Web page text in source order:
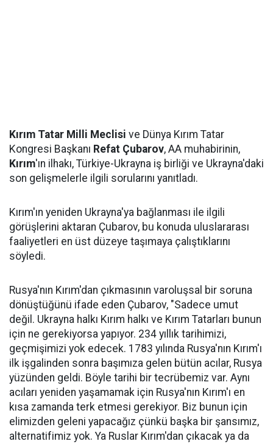
Kırım Tatar Milli Meclisi ve Dünya Kırım Tatar
Kongresi Başkanı Refat Çubarov, AA muhabirinin,
Kırım'ın ilhakı, Türkiye-Ukrayna iş birliği ve Ukrayna'daki
son gelişmelerle ilgili sorularını yanıtladı.
Kırım'ın yeniden Ukrayna'ya bağlanması ile ilgili
görüşlerini aktaran Çubarov, bu konuda uluslararası
faaliyetleri en üst düzeye taşımaya çalıştıklarını
söyledi.
Rusya'nın Kırım'dan çıkmasının varoluşsal bir soruna
dönüştüğünü ifade eden Çubarov, "Sadece umut
değil. Ukrayna halkı Kırım halkı ve Kırım Tatarları bunun
için ne gerekiyorsa yapıyor. 234 yıllık tarihimizi,
geçmişimizi yok edecek. 1783 yılında Rusya'nın Kırım'ı
ilk işgalinden sonra başımıza gelen bütün acılar, Rusya
yüzünden geldi. Böyle tarihi bir tecrübemiz var. Aynı
acıları yeniden yaşamamak için Rusya'nın Kırım'ı en
kısa zamanda terk etmesi gerekiyor. Biz bunun için
elimizden geleni yapacağız çünkü başka bir şansımız,
alternatifimiz yok. Ya Ruslar Kırım'dan çıkacak ya da